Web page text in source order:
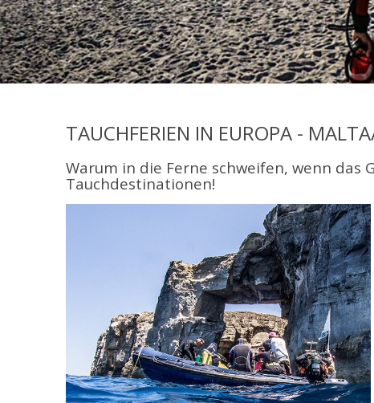
TAUCHFERIEN IN EUROPA -
Warum in die Ferne schweifen, wenn das
Tauchdestinationen!